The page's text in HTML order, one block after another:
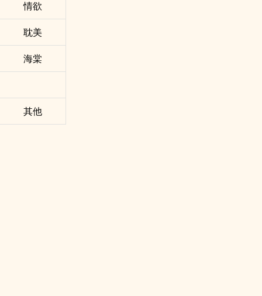
情欲
耽美
海棠
其他